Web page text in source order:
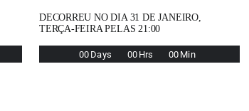
DECORREU NO DIA 31 DE JANEIRO,
TERÇA-FEIRA PELAS 21:00
00 Days 00 Hrs 00 Min